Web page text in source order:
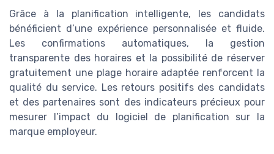
Grâce à la planification intelligente, les candidats
bénéficient d’une expérience personnalisée et fluide.
Les confirmations automatiques, la gestion
transparente des horaires et la possibilité de réserver
gratuitement une plage horaire adaptée renforcent la
qualité du service. Les retours positifs des candidats
et des partenaires sont des indicateurs précieux pour
mesurer l’impact du logiciel de planification sur la
marque employeur.